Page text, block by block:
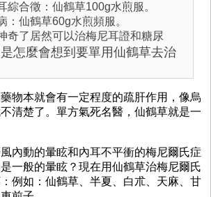
綜合徵：仙鶴草100g水煎服。
：仙鶴草60g水煎頻服。
奇了居然可以治梅尼耳證和糖尿
怎麼會想到要單用仙鶴草去治
物本就會有一定程度的疏肝作用，像烏
清楚了。單方氣死名醫，仙鶴草就是一
內動的暈眩和內耳不平衝的梅尼爾氏症
一般的暈眩？現在用仙鶴草治梅尼爾氏
例如：仙鶴草、半夏、白朮、天麻、甘